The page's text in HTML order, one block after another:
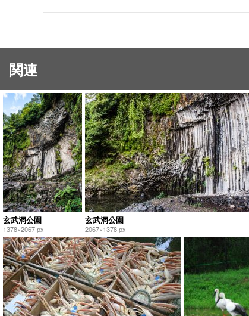
関連
玄武洞公園
1378×2067 px
玄武洞公園
2067×1378 px